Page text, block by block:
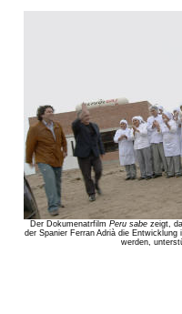
Der Dokumenatrfilm Peru sabe zeigt,
der Spanier Ferran Adrià die
werden,